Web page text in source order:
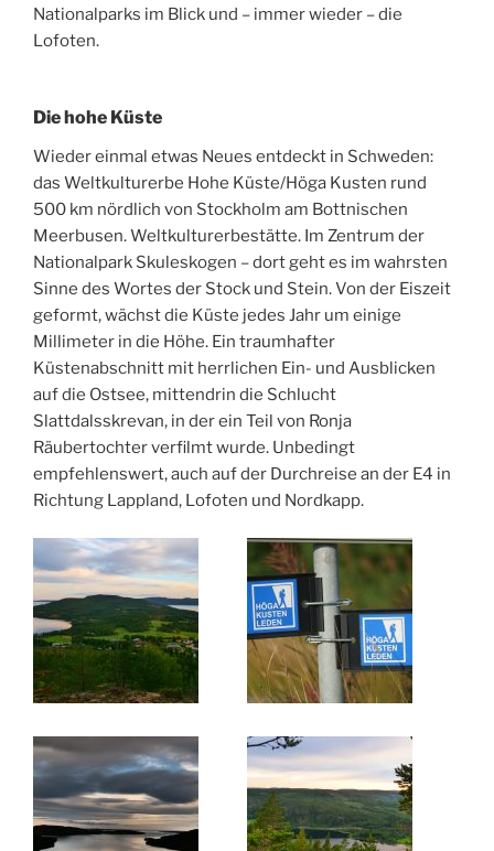
Nationalparks im Blick und – immer wieder – die
Lofoten.
Die hohe Küste
Wieder einmal etwas Neues entdeckt in Schweden:
das Weltkulturerbe Hohe Küste/Höga Kusten rund
500 km nördlich von Stockholm am Bottnischen
Meerbusen. Weltkulturerbestätte. Im Zentrum der
Nationalpark Skuleskogen – dort geht es im wahrsten
Sinne des Wortes der Stock und Stein. Von der Eiszeit
geformt, wächst die Küste jedes Jahr um einige
Millimeter in die Höhe. Ein traumhafter
Küstenabschnitt mit herrlichen Ein- und Ausblicken
auf die Ostsee, mittendrin die Schlucht
Slattdalsskrevan, in der ein Teil von Ronja
Räubertochter verfilmt wurde. Unbedingt
empfehlenswert, auch auf der Durchreise an der E4 in
Richtung Lappland, Lofoten und Nordkapp.